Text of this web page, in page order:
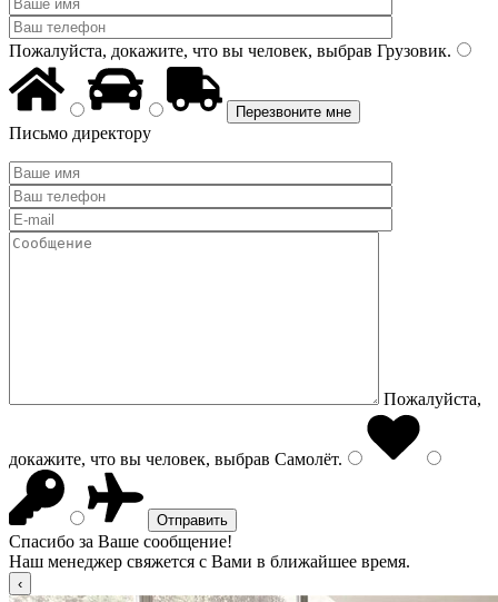
Пожалуйста, докажите, что вы человек, выбрав Грузовик.
Письмо директору
Пожалуйста,
докажите, что вы человек, выбрав Самолёт.
Спасибо за Ваше сообщение!
Наш менеджер свяжется с Вами в ближайшее время.